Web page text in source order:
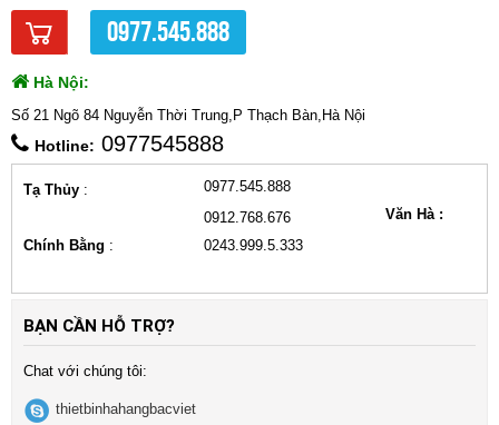
0977.545.888
Hà Nội:
Số 21 Ngõ 84 Nguyễn Thời Trung,P Thạch Bàn,Hà Nội
Hotline: 0977545888
Tạ Thủy :
0977.545.888
Văn Hà :
0912.768.676
Chính Bằng : 0243.999.5.333
BẠN CẦN HỖ TRỢ?
Chat với chúng tôi:
thietbinhahangbacviet